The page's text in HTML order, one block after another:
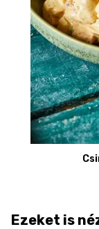
Ezeket is